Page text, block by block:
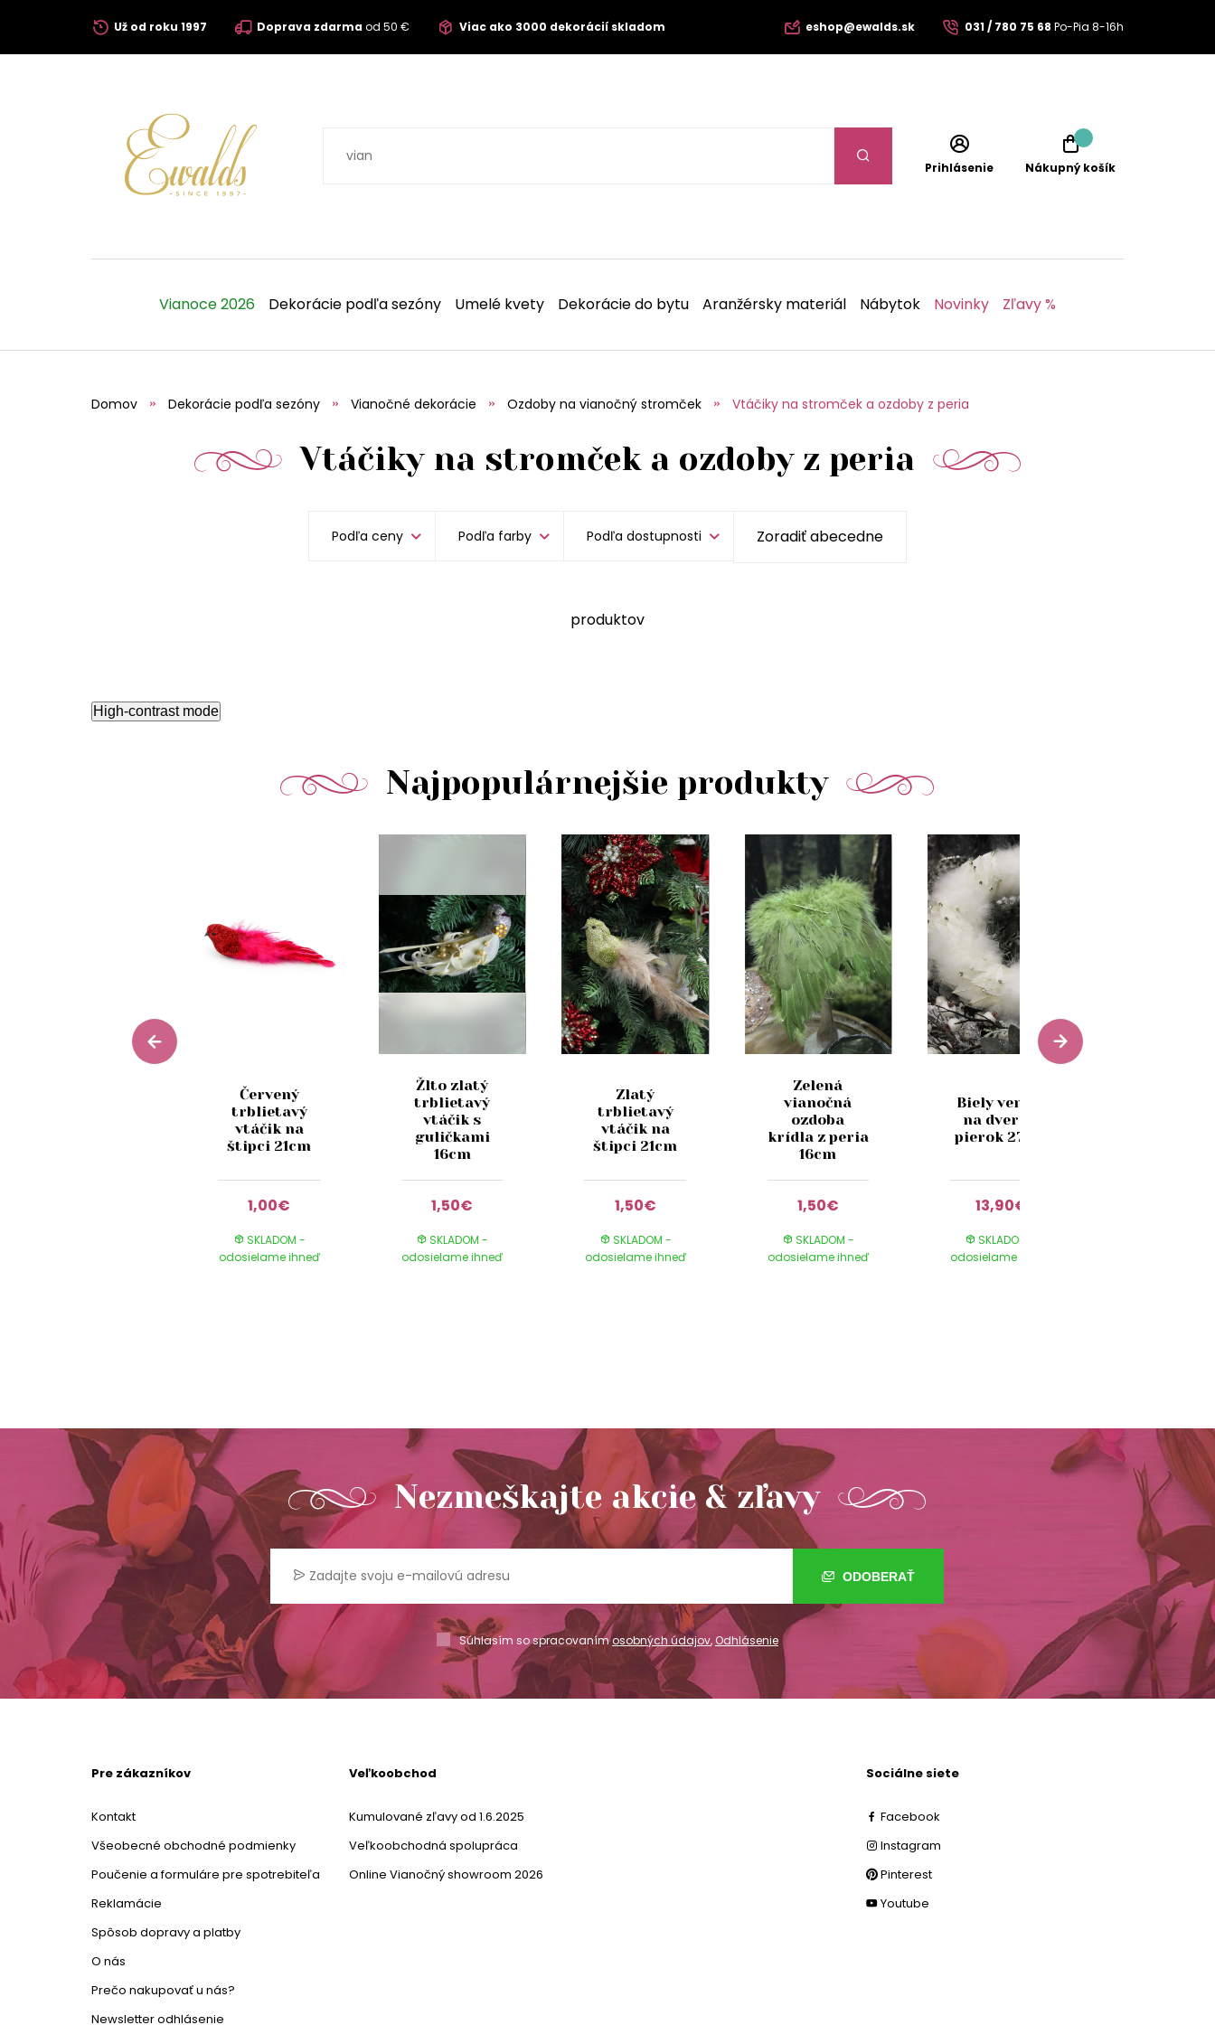
Už od roku 1997 Doprava zdarmaod 50 € Viac ako 3000 dekorácií skladom eshop@ewalds.sk 031 / 780 75 68 Po-Pia 8-16h
Prihlásenie Nákupný košík
Vianoce 2026 Dekorácie podľa sezóny Umelé kvety Dekorácie do bytu Aranžérsky materiál Nábytok Novinky Zľavy %
Domov Dekorácie podľa sezóny Vianočné dekorácie Ozdoby na vianočný stromček Vtáčiky na stromček a ozdoby z peria
Vtáčiky na stromček a ozdoby z peria
Podľa ceny Podľa farby Podľa dostupnosti
produktov
High-contrast mode
Najpopulárnejšie produkty
Červený
trblietavý
vtáčik na
štipci 21cm
1,00€
SKLADOM -
odosielame ihneď
Žlto zlatý
trblietavý
vtáčik s
guličkami
16cm
1,50€
SKLADOM -
odosielame ihneď
Zlatý
trblietavý
vtáčik na
štipci 21cm
1,50€
SKLADOM -
odosielame ihneď
Zelená
vianočná
ozdoba
krídla z peria
16cm
1,50€
SKLADOM -
odosielame ihneď
Biely veniec
na dvere z
pierok 27cm
13,90€
SKLADOM -
odosielame ihneď
Nezmeškajte akcie & zľavy
ODOBERAŤ
Súhlasím so spracovanímosobných údajov,Odhlásenie
Pre zákazníkov
Kontakt
Všeobecné obchodné podmienky
Poučenie a formuláre pre spotrebiteľa
Reklamácie
Spôsob dopravy a platby
O nás
Prečo nakupovať u nás?
Newsletter odhlásenie
Veľkoobchod
Kumulované zľavy od 1.6.2025
Veľkoobchodná spolupráca
Online Vianočný showroom 2026
Sociálne siete
Facebook
Instagram
Pinterest
Youtube